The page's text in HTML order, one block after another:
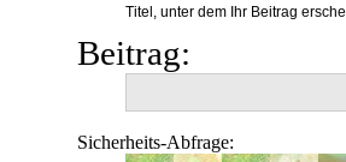
Titel, unter dem Ihr Beitrag
Beitrag:
Sicherheits-Abfrage: